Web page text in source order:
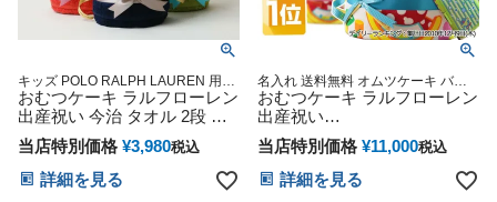
キッズ POLO RALPH LAUREN 用品
マタニティ 送料無料 豪華 赤ちゃん
専門
おむつケーキ ラルフローレン
出産祝い 今治 タオル 2段 男
の子 女の子 オーガニック コ
ットン ベビー ソックス 思い
出 赤ちゃん 子供 出産 マタニ
ティ マタニティフォト パパ
当店特別価格 ¥3,980税込
詳細を見る
名入れ 送料無料 オムツケーキ バス
タオル 歯固め ギフト メリーズ パン
パース 1歳 誕生日 出産祝い おむつケ
ーキ 妊娠祝い プレゼント
おむつケーキ ラルフローレン
出産祝い
POLORALPHLAUREN ベビ
ーソックス Sassy 身長計バス
タオル 今治タオル 3段 サッシ
ー 名入れ 男の子 女の子 思い
当店特別価格 ¥11,000税込
詳細を見る